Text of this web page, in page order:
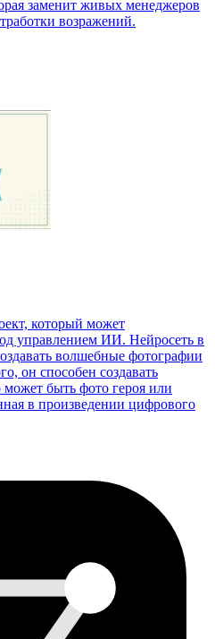
заменит живых менеджеров
возражений.
который может
управлением ИИ. Нейросеть в
волшебные фотографии
он способен создавать
быть фото героя или
в произведении цифрового